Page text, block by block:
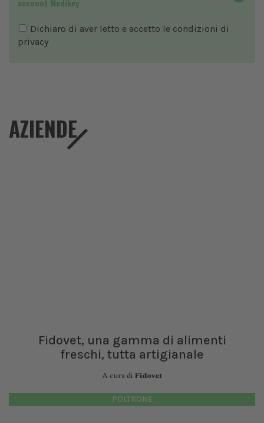
account Medikey
Dichiaro di aver letto e accetto le condizioni di
privacy
AZIENDE
Fidovet, una gamma di alimenti
freschi, tutta artigianale
A cura di Fidovet
POLTRONE